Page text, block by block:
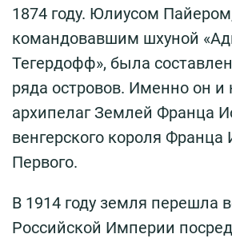
1874 году. Юлиусом
командовавшим шхуной
Тегердофф», была
ряда островов. Именно он и
архипелаг Землей Франца
венгерского короля Франца
Первого.
В 1914 году земля перешла
Российской Империи